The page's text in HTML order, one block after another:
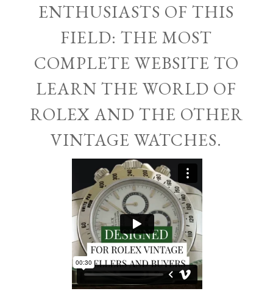
ENTHUSIASTS OF THIS
FIELD: THE MOST
COMPLETE WEBSITE TO
LEARN THE WORLD OF
ROLEX AND THE OTHER
VINTAGE WATCHES.